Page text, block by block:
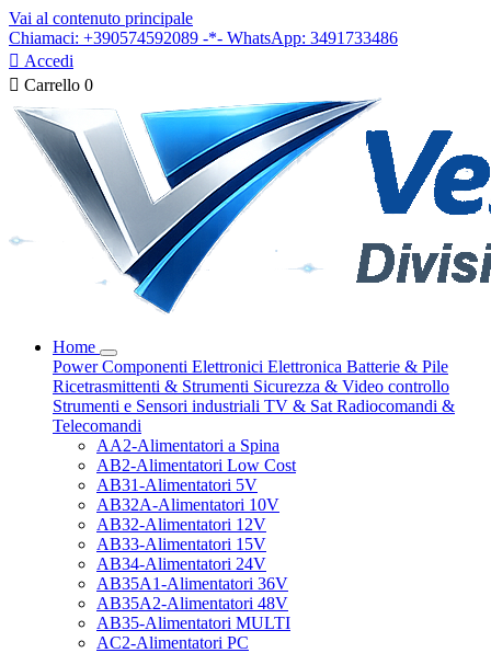
Vai al contenuto principale
Chiamaci: +390574592089 -*- WhatsApp: 3491733486
 Accedi
 Carrello 0
Home
PowerComponenti Elettronici Elettronica Batterie & Pile
Ricetrasmittenti & Strumenti Sicurezza & Video controllo
Strumenti e Sensori industriali TV & Sat Radiocomandi &
Telecomandi
AA2-Alimentatori a Spina
AB2-Alimentatori Low Cost
AB31-Alimentatori 5V
AB32A-Alimentatori 10V
AB32-Alimentatori 12V
AB33-Alimentatori 15V
AB34-Alimentatori 24V
AB35A1-Alimentatori 36V
AB35A2-Alimentatori 48V
AB35-Alimentatori MULTI
AC2-Alimentatori PC